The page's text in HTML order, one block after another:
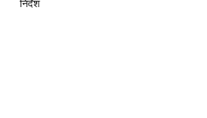
निर्देश